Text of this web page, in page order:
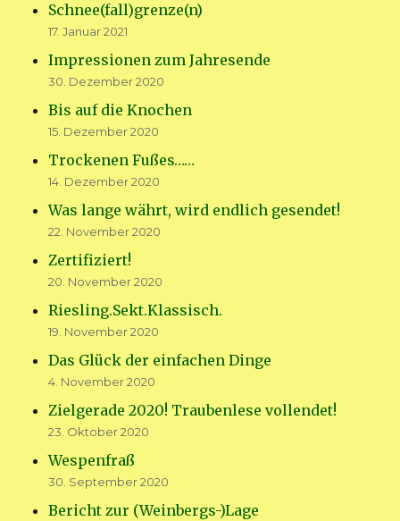
Schnee(fall)grenze(n)
17. Januar 2021
Impressionen zum Jahresende
30. Dezember 2020
Bis auf die Knochen
15. Dezember 2020
Trockenen Fußes……
14. Dezember 2020
Was lange währt, wird endlich gesendet!
22. November 2020
Zertifiziert!
20. November 2020
Riesling.Sekt.Klassisch.
19. November 2020
Das Glück der einfachen Dinge
4. November 2020
Zielgerade 2020! Traubenlese vollendet!
23. Oktober 2020
Wespenfraß
30. September 2020
Bericht zur (Weinbergs-)Lage